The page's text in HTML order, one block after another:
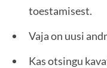
toestamisest.
Vaja on uusi
Kas otsingu